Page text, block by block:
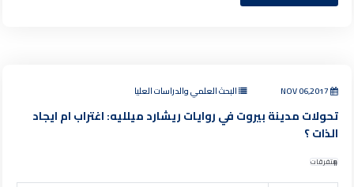
البحث العلمي والدراسات العليا
تحولات مدينة بيروت في روايات ريشارد ميلليه: اغتراب ام ايجاد
الذات ؟
متفرقات